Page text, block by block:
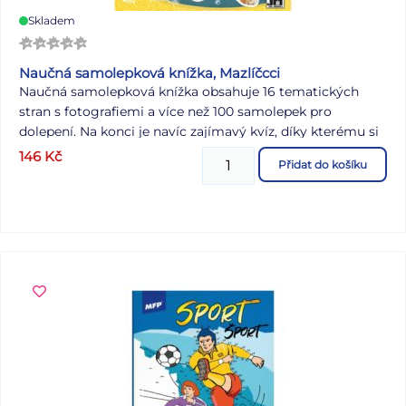
Skladem
Naučná samolepková knížka, Mazlíčcci
Naučná samolepková knížka obsahuje 16 tematických
stran s fotografiemi a více než 100 samolepek pro
dolepení. Na konci je navíc zajímavý kvíz, díky kterému si
děti otestují své znalosti.
146 Kč Přidat do košíku